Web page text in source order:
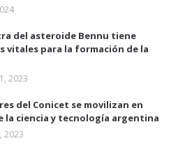
del asteroide Bennu tiene
vitales para la formación de la
2023
del Conicet se movilizan en
la ciencia y tecnología argentina
2023